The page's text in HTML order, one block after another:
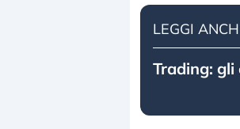
LEGGI
Trading: